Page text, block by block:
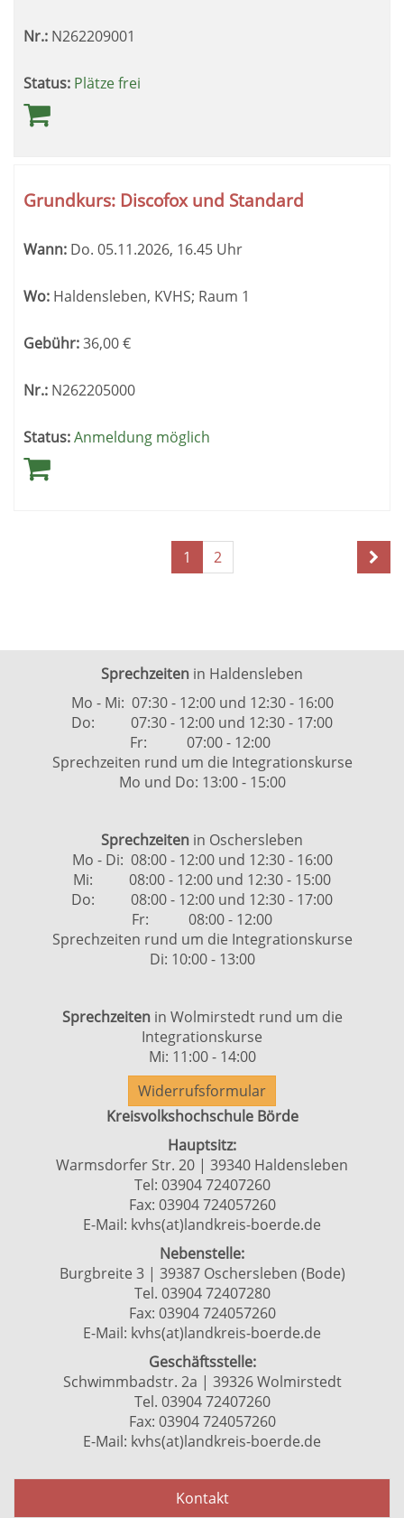
Nr.: N262209001
Status: Plätze frei
Grundkurs: Discofox und Standard
Wann: Do. 05.11.2026, 16.45 Uhr
Wo: Haldensleben, KVHS; Raum 1
Gebühr:36,00€
Nr.: N262205000
Status:Anmeldung möglich
Seiten
blättern
1 2
Sprechzeiten in Haldensleben
Mo - Mi: 07:30 - 12:00 und 12:30 - 16:00
Do: 07:30 - 12:00 und 12:30 - 17:00
Fr: 07:00 - 12:00
Sprechzeiten rund um die Integrationskurse
Mo und Do: 13:00 - 15:00
Sprechzeiten in Oschersleben
Mo - Di: 08:00 - 12:00 und 12:30 - 16:00
Mi: 08:00 - 12:00 und 12:30 - 15:00
Do: 08:00 - 12:00 und 12:30 - 17:00
Fr: 08:00 - 12:00
Sprechzeiten rund um die Integrationskurse
Di: 10:00 - 13:00
Sprechzeiten in Wolmirstedt rund um die
Integrationskurse
Mi: 11:00 - 14:00
Widerrufsformular
Kreisvolkshochschule Börde
Hauptsitz:
Warmsdorfer Str. 20 | 39340 Haldensleben
Tel: 03904 72407260
Fax: 03904 724057260
E-Mail: kvhs(at)landkreis-boerde.de
Nebenstelle:
Burgbreite 3 | 39387 Oschersleben (Bode)
Tel. 03904 72407280
Fax: 03904 724057260
E-Mail: kvhs(at)landkreis-boerde.de
Geschäftsstelle:
Schwimmbadstr. 2a | 39326 Wolmirstedt
Tel. 03904 72407260
Fax: 03904 724057260
E-Mail: kvhs(at)landkreis-boerde.de
Kontakt